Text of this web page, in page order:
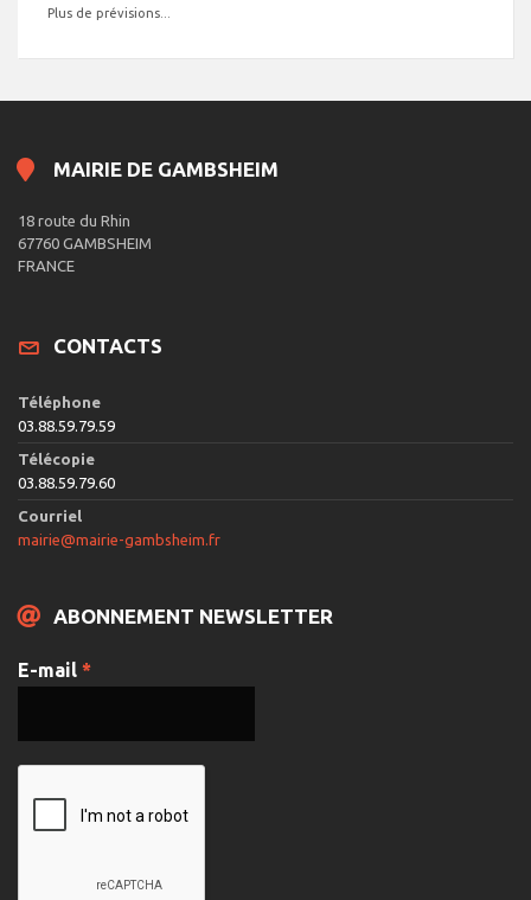
Plus de prévisions...
MAIRIE DE GAMBSHEIM
18 route du Rhin
67760 GAMBSHEIM
FRANCE
CONTACTS
Téléphone
03.88.59.79.59
Télécopie
03.88.59.79.60
Courriel
mairie@mairie-gambsheim.fr
ABONNEMENT NEWSLETTER
E-mail *